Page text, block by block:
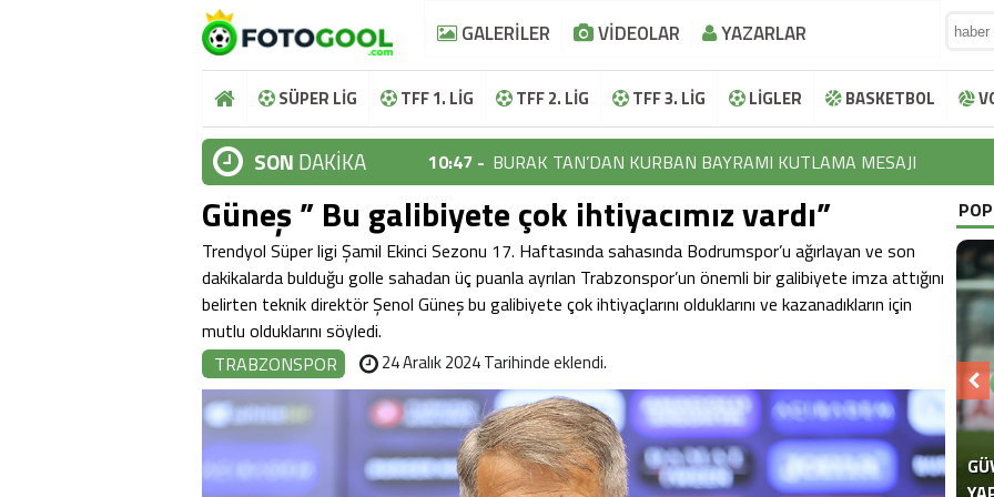
GALERİLER VİDEOLAR YAZARLAR
SÜPER LİG TFF 1. LİG TFF 2. LİG TFF 3. LİG LİGLER BASKETBOL
SON DAKİKA 10:47 - BURAK TAN’DAN KURBAN BAYRAMI KUTLAMA MESAJI
10:44 - İBRAHİM HALİL KOÇER’DEN KURBAN BAYRAMI KUTLAMA
10:37 - LOKMAN NAROĞLU’NDAN KURBAN BAYRAMI KUTLAMA MESAJI
10:36 - EFTAL KORKMAZ’DAN KURBAN BAYRAMI KUTLAMA MESAJI
10:44 - İBRAHİM HALİL KOÇER’DEN KURBAN BAYRAMI KUTLAMA
10:37 - LOKMAN NAROĞLU’NDAN KURBAN BAYRAMI KUTLAMA MESAJI
Güneş ” Bu galibiyete çok ihtiyacımız vardı”
Trendyol Süper ligi Şamil Ekinci Sezonu 17. Haftasında sahasında Bodrumspor’u ağırlayan ve son
dakikalarda bulduğu golle sahadan üç puanla ayrılan Trabzonspor’un önemli bir galibiyete imza attığını
belirten teknik direktör Şenol Güneş bu galibiyete çok ihtiyaçlarını olduklarını ve kazanadıkların için
mutlu olduklarını söyledi.
TRABZONSPOR
24 Aralık 2024 Tarihinde eklendi.